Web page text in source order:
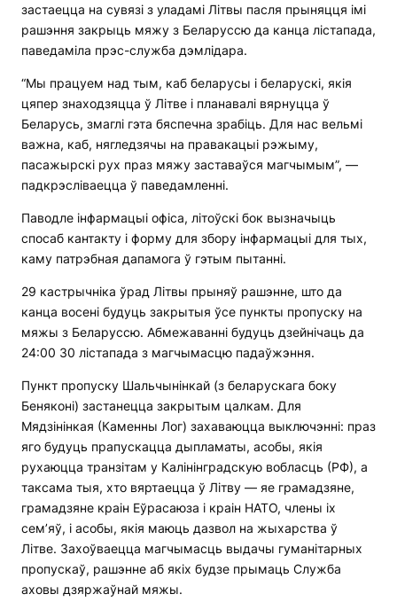
застаецца на сувязі з уладамі Літвы пасля прыняцця імі
рашэння закрыць мяжу з Беларуссю да канца лістапада,
паведаміла прэс-служба дэмлідара.
“Мы працуем над тым, каб беларусы і беларускі, якія
цяпер знаходзяцца ў Літве і планавалі вярнуцца ў
Беларусь, змаглі гэта бяспечна зрабіць. Для нас вельмі
важна, каб, нягледзячы на правакацыі рэжыму,
пасажырскі рух праз мяжу заставаўся магчымым”, —
падкрэсліваецца ў паведамленні.
Паводле інфармацыі офіса, літоўскі бок вызначыць
спосаб кантакту і форму для збору інфармацыі для тых,
каму патрэбная дапамога ў гэтым пытанні.
29 кастрычніка ўрад Літвы прыняў рашэнне, што да
канца восені будуць закрытыя ўсе пункты пропуску на
мяжы з Беларуссю. Абмежаванні будуць дзейнічаць да
24:00 30 лістапада з магчымасцю падаўжэння.
Пункт пропуску Шальчынінкай (з беларускага боку
Беняконі) застанецца закрытым цалкам. Для
Мядзінінкая (Каменны Лог) захаваюцца выключэнні: праз
яго будуць прапускацца дыпламаты, асобы, якія
рухаюцца транзітам у Калінінградскую вобласць (РФ), а
таксама тыя, хто вяртаецца ў Літву — яе грамадзяне,
грамадзяне краін Еўрасаюза і краін НАТО, члены іх
сем’яў, і асобы, якія маюць дазвол на жыхарства ў
Літве. Захоўваецца магчымасць выдачы гуманітарных
пропускаў, рашэнне аб якіх будзе прымаць Служба
аховы дзяржаўнай мяжы.